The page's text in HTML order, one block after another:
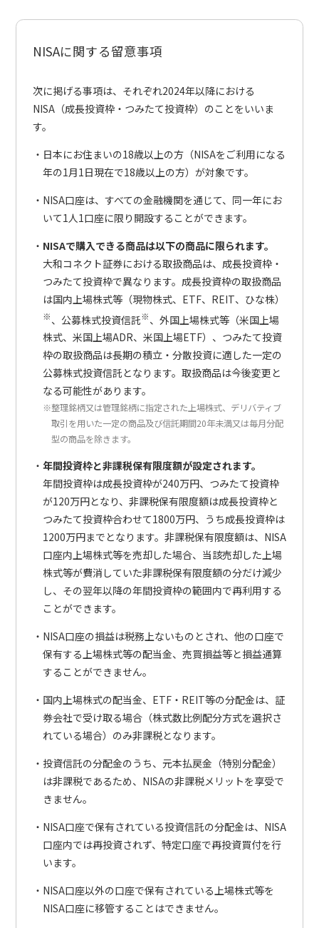
NISAに関する留意事項
次に掲げる事項は、それぞれ2024年以降における
NISA（成長投資枠・つみたて投資枠）のことをいいま
す。
日本にお住まいの18歳以上の方（NISAをご利用になる
年の1月1日現在で18歳以上の方）が対象です。
NISA口座は、すべての金融機関を通じて、同一年にお
いて1人1口座に限り開設することができます。
NISAで購入できる商品は以下の商品に限られます。
大和コネクト証券における取扱商品は、成長投資枠・
つみたて投資枠で異なります。成長投資枠の取扱商品
は国内上場株式等（現物株式、ETF、REIT、ひな株）
※、公募株式投資信託※、外国上場株式等（米国上場
株式、米国上場ADR、米国上場ETF）、つみたて投資
枠の取扱商品は長期の積立・分散投資に適した一定の
公募株式投資信託となります。取扱商品は今後変更と
なる可能性があります。
※整理銘柄又は管理銘柄に指定された上場株式、デリバティブ
取引を用いた一定の商品及び信託期間20年未満又は毎月分配
型の商品を除きます。
年間投資枠と非課税保有限度額が設定されます。
年間投資枠は成長投資枠が240万円、つみたて投資枠
が120万円となり、非課税保有限度額は成長投資枠と
つみたて投資枠合わせて1800万円、うち成長投資枠は
1200万円までとなります。非課税保有限度額は、NISA
口座内上場株式等を売却した場合、当該売却した上場
株式等が費消していた非課税保有限度額の分だけ減少
し、その翌年以降の年間投資枠の範囲内で再利用する
ことができます。
NISA口座の損益は税務上ないものとされ、他の口座で
保有する上場株式等の配当金、売買損益等と損益通算
することができません。
国内上場株式の配当金、ETF・REIT等の分配金は、証
券会社で受け取る場合（株式数比例配分方式を選択さ
れている場合）のみ非課税となります。
投資信託の分配金のうち、元本払戻金（特別分配金）
は非課税であるため、NISAの非課税メリットを享受で
きません。
NISA口座で保有されている投資信託の分配金は、NISA
口座内では再投資されず、特定口座で再投資買付を行
います。
NISA口座以外の口座で保有されている上場株式等を
NISA口座に移管することはできません。